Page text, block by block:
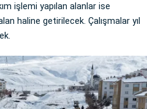
işlemi yapılan alanlar ise
haline getirilecek. Çalışmalar yıl